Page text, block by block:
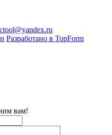
Разработано в TopForm
вам!